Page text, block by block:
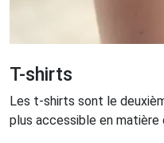
T-shirts
Les t-shirts sont le
plus accessible en